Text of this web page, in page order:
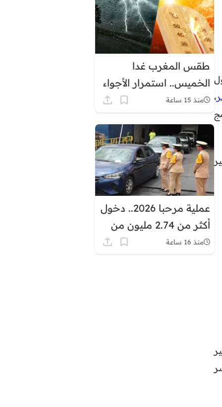
،
بتغيير
طقس المغرب غدا
الخميس.. استمرار الأجواء
الحارة مع زخات رعدية
المرتقبة
منذ 15 ساعة
عملية مرحبا 2026.. دخول
أكثر من 2.74 مليون من
مغاربة العالم إلى المملكة
منذ 16 ساعة